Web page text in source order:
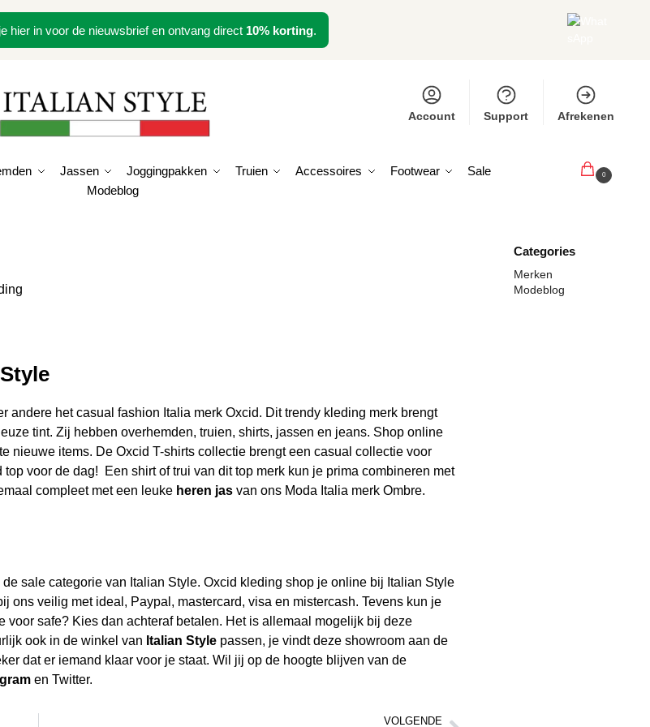
hier in voor de nieuwsbrief en ontvang direct 10% korting.
Account Support Afrekenen
Jassen Joggingpakken Truien Accessoires Footwear
Sale
Modeblog
0
andere het casual fashion Italia merk Oxcid. Dit trendy kleding merk brengt
tint. Zij hebben overhemden, truien, shirts, jassen en jeans. Shop online
nieuwe items. De Oxcid T-shirts collectie brengt een casual collectie voor
voor de dag! Een shirt of trui van dit top merk kun je prima combineren met
compleet met een leuke heren jasvan ons Moda Italia merk Ombre.
sale categorie van Italian Style. Oxcid kleding shop je online bij Italian Style
veilig met ideal, Paypal, mastercard, visa en mistercash. Tevens kun je
safe? Kies dan achteraf betalen. Het is allemaal mogelijk bij deze
ook in de winkel van Italian Stylepassen, je vindt deze showroom aan de
dat er iemand klaar voor je staat. Wil jij op de hoogte blijven van de
en Twitter.
VOLGENDE
Categories
Merken
Modeblog